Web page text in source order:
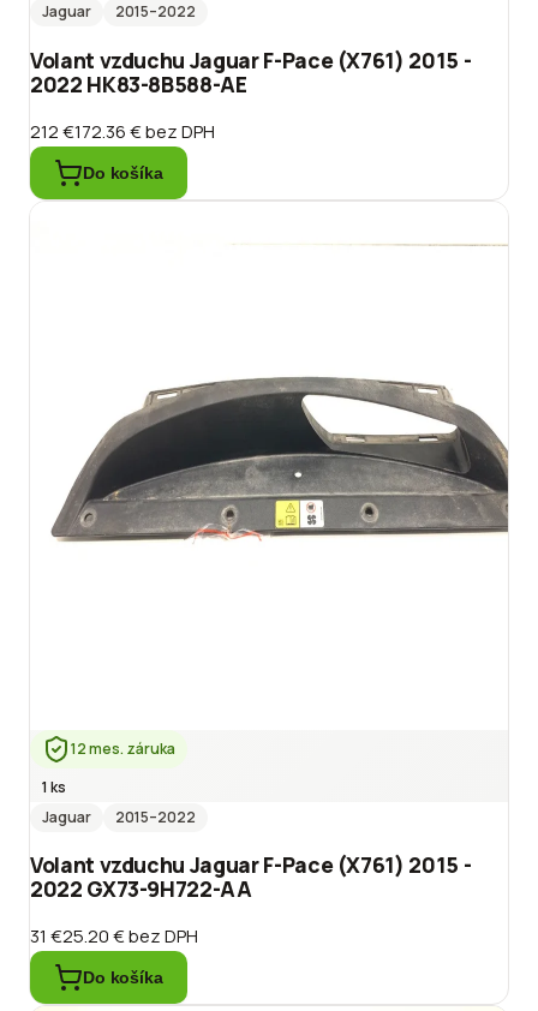
Jaguar
2015–2022
Volant vzduchu Jaguar F-Pace (X761) 2015 -
2022 HK83-8B588-AE
212 €172.36 €bez DPH
Do košíka
12 mes. záruka
1 ks
Jaguar
2015–2022
Volant vzduchu Jaguar F-Pace (X761) 2015 -
2022 GX73-9H722-AA
31 €25.20 €bez DPH
Do košíka